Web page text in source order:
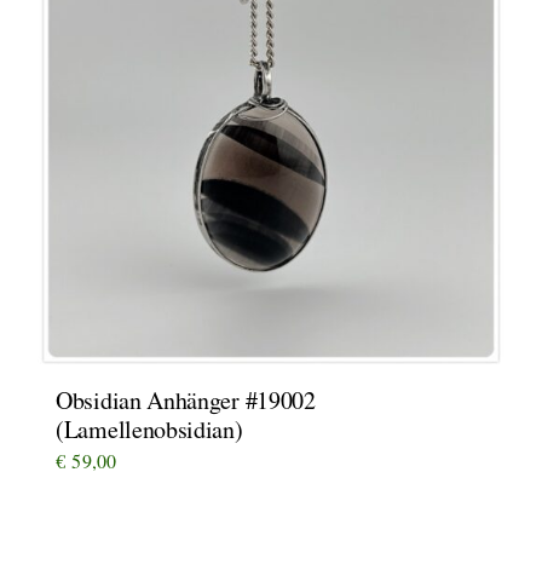
Obsidian Anhänger #19002
(Lamellenobsidian)
€ 59,00